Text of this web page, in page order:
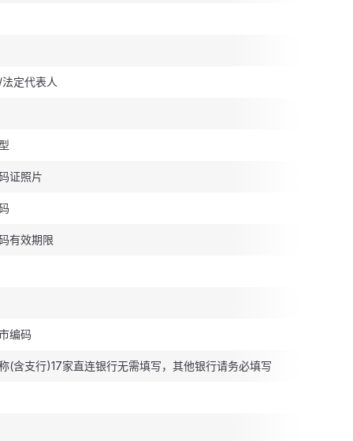
定代表人
证照片
有效期限
编码
(含支行)17家直连银行无需填写，其他银行请务必填写